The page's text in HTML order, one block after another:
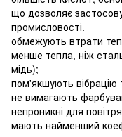
що дозволяє
промисловості.
обмежують втрати
менше тепла, ніж
мідь);
пом'якшують вібрацію
не вимагають
непроникні для
мають найменший